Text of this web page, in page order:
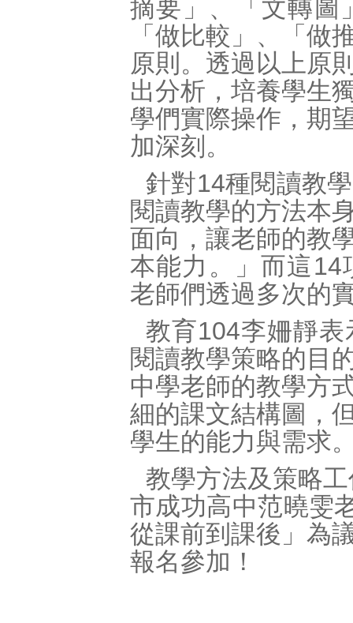
摘要」、「文轉圖
「做比較」、「做
原則。透過以上原
出分析，培養學生
學們實際操作，期
加深刻。
針對14種閱讀教
閱讀教學的方法本
面向，讓老師的教
本能力。」而這14
老師們透過多次的
教育104李姍靜
閱讀教學策略的目
中學老師的教學方
細的課文結構圖，
學生的能力與需求
教學方法及策略
市成功高中范曉雯
從課前到課後」為
報名參加！